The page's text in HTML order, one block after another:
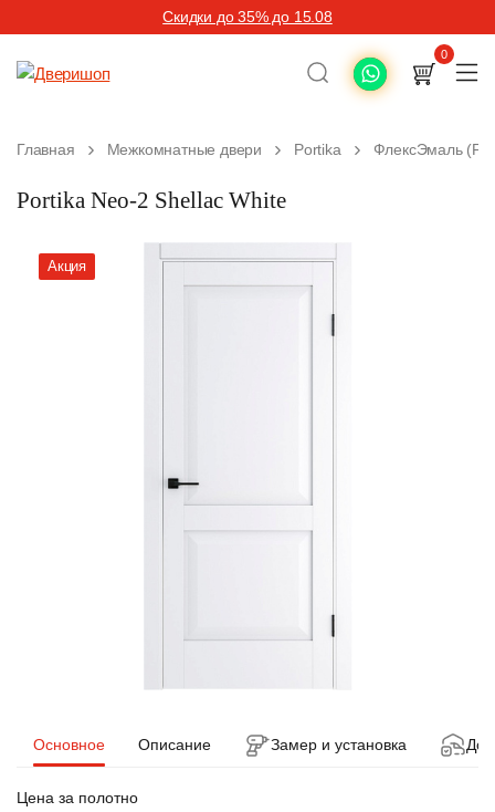
Скидки до 35% до 15.08
0
Главная Межкомнатные двери Portika ФлексЭмаль
Portika Neo-2 Shellac White
Акция
Основное Описание Замер и установка
Цена за полотно